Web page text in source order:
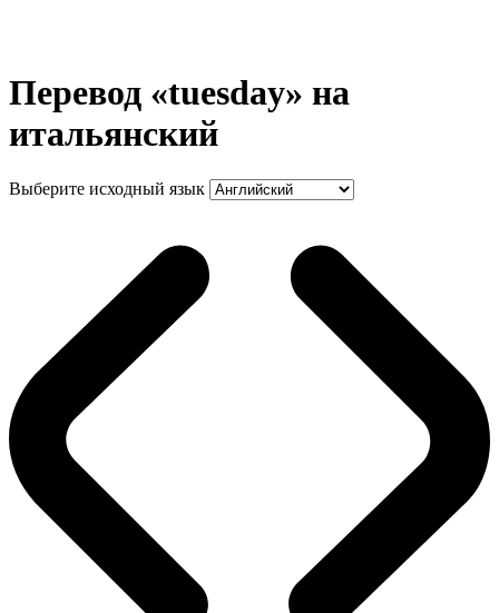
Перевод «tuesday» на
итальянский
Выберите исходный язык